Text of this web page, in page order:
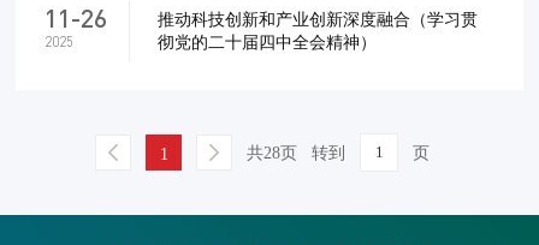
11-26
2025
推动科技创新和产业创新深度融合（学习贯
彻党的二十届四中全会精神）
1 共28页 转到 页